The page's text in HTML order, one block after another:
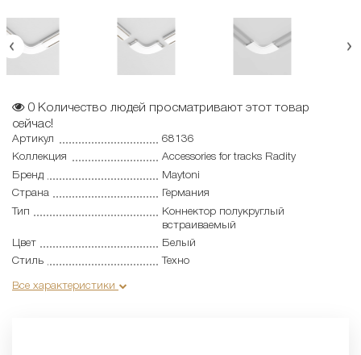
0 Количество людей просматривают этот товар
сейчас!
Артикул
68136
Коллекция
Accessories for tracks Radity
Бренд
Maytoni
Страна
Германия
Тип
Коннектор полукруглый
встраиваемый
Цвет
Белый
Стиль
Техно
Все характеристики